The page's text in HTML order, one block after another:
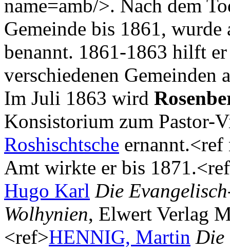
name=amb/>. Nach dem
Gemeinde bis 1861,
benannt. 1861-1863 hilft
verschiedenen Gemeinden
Im Juli 1863 wird
Konsistorium zum Pastor-
Roshischtsche
Amt wirkte er bis
Hugo Karl Die
Wolhynien, Elwert Verlag
<ref>HENNIG, Martin Die